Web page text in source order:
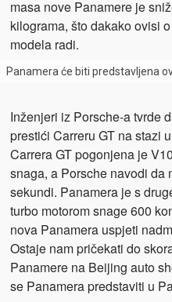
masa nove Panamere je
kilograma, što dakako ovisi
modela radi.
Panamera će biti predstavljena
Inženjeri iz Porsche-a tvrde
prestići Carreru GT na stazi
Carrera GT pogonjena je
snaga, a Porsche navodi da
sekundi. Panamera je s
turbo motorom snage 600
nova Panamera uspjeti
Ostaje nam pričekati do
Panamere na Beijing auto
se Panamera predstaviti u